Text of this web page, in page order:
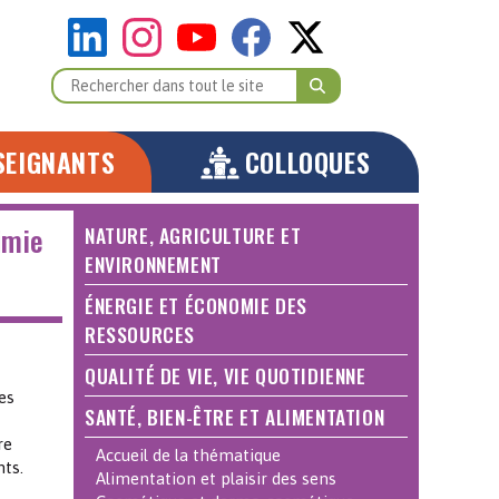
COLLOQUES
NATURE, AGRICULTURE ET
ENVIRONNEMENT
ÉNERGIE ET ÉCONOMIE DES
RESSOURCES
QUALITÉ DE VIE, VIE QUOTIDIENNE
SANTÉ, BIEN-ÊTRE ET ALIMENTATION
Accueil de la thématique
Alimentation et plaisir des sens